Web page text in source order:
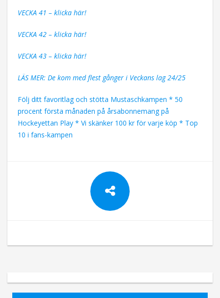
VECKA 41 – klicka här!
VECKA 42 – klicka här!
VECKA 43 – klicka här!
LÄS MER: De kom med flest gånger i Veckans lag 24/25
Följ ditt favoritlag och stötta Mustaschkampen * 50
procent första månaden på årsabonnemang på
Hockeyettan Play * Vi skänker 100 kr för varje köp * Top
10 i fans-kampen